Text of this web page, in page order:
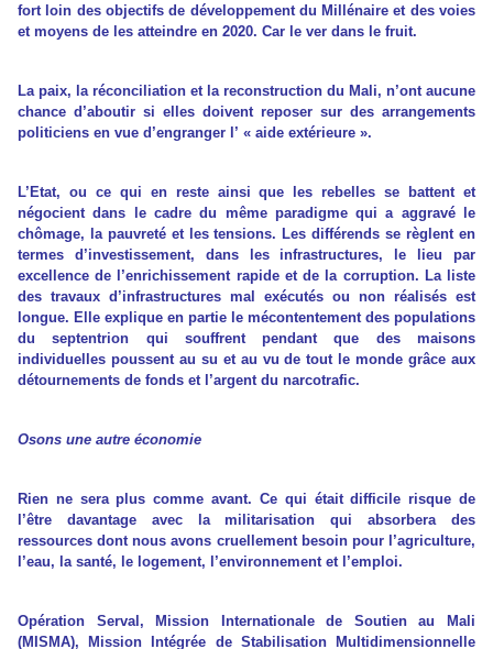
fort loin des objectifs de développement du Millénaire et des voies
et moyens de les atteindre en 2020. Car le ver dans le fruit.
La paix, la réconciliation et la reconstruction du Mali, n’ont aucune
chance d’aboutir si elles doivent reposer sur des arrangements
politiciens en vue d’engranger l’ « aide extérieure ».
L’Etat, ou ce qui en reste ainsi que les rebelles se battent et
négocient dans le cadre du même paradigme qui a aggravé le
chômage, la pauvreté et les tensions. Les différends se règlent en
termes d’investissement, dans les infrastructures, le lieu par
excellence de l’enrichissement rapide et de la corruption. La liste
des travaux d’infrastructures mal exécutés ou non réalisés est
longue. Elle explique en partie le mécontentement des populations
du septentrion qui souffrent pendant que des maisons
individuelles poussent au su et au vu de tout le monde grâce aux
détournements de fonds et l’argent du narcotrafic.
Osons une autre économie
Rien ne sera plus comme avant. Ce qui était difficile risque de
l’être davantage avec la militarisation qui absorbera des
ressources dont nous avons cruellement besoin pour l’agriculture,
l’eau, la santé, le logement, l’environnement et l’emploi.
Opération Serval, Mission Internationale de Soutien au Mali
(MISMA), Mission Intégrée de Stabilisation Multidimensionnelle